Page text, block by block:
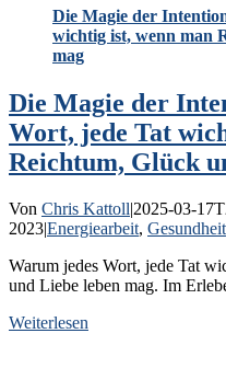
Die Magie der
wichtig ist, wenn man
mag
Die Magie der
Wort, jede Tat
Reichtum, Glück
Von Chris Kattoll|2025-03-
2023|Energiearbeit, Gesundheit
Warum jedes Wort, jede Tat
und Liebe leben mag. Im
Weiterlesen